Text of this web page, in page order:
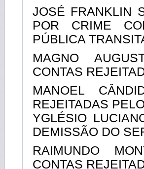
JOSÉ FRANKLIN
POR CRIME
PÚBLICA
MAGNO
CONTAS
MANOEL
REJEITADAS
YGLÉSIO
DEMISSÃO DO
RAIMUNDO
CONTAS